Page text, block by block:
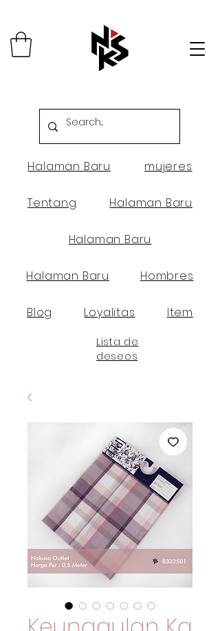
Halaman Baru mujeres
Tentang Halaman Baru
Halaman Baru
Halaman Baru Hombres
Blog Loyalitas Item
Lista de
deseos